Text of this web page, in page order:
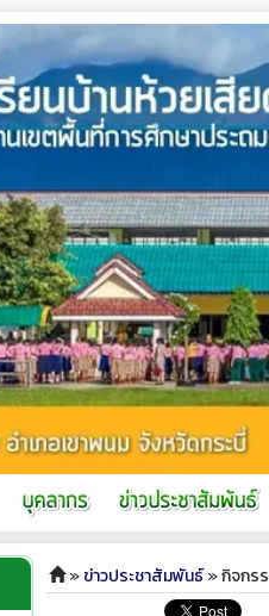
»ข่าวประชาสัมพันธ์» กิจกร